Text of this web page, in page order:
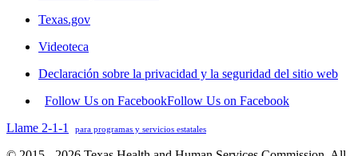
Texas.gov
Videoteca
Declaración sobre la privacidad y la seguridad del sitio web
Follow Us on FacebookFollow Us on Facebook
Llame 2-1-1
para programas y servicios estatales